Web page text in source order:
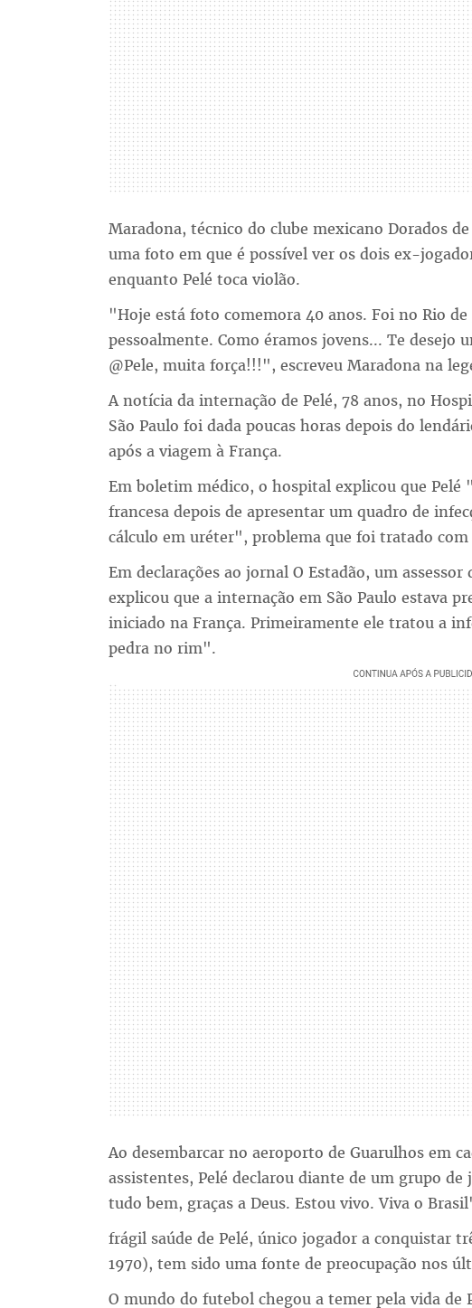
Maradona, técnico do clube mexicano Dorados
uma foto em que é possível ver os dois ex-
enquanto Pelé toca violão.
"Hoje está foto comemora 40 anos. Foi no Rio
pessoalmente. Como éramos jovens... Te desejo
@Pele, muita força!!!", escreveu Maradona na
A notícia da internação de Pelé, 78 anos, no
São Paulo foi dada poucas horas depois do
após a viagem à França.
Em boletim médico, o hospital explicou que
francesa depois de apresentar um quadro de
cálculo em uréter", problema que foi tratado com
Em declarações ao jornal O Estadão, um
explicou que a internação em São Paulo estava
iniciado na França. Primeiramente ele tratou a
pedra no rim".
Ao desembarcar no aeroporto de Guarulhos em
assistentes, Pelé declarou diante de um grupo
tudo bem, graças a Deus. Estou vivo. Viva o
frágil saúde de Pelé, único jogador a conquistar
1970), tem sido uma fonte de preocupação nos
O mundo do futebol chegou a temer pela vida de